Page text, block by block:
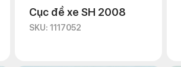
Cục đề xe SH 2008
SKU: 1117052